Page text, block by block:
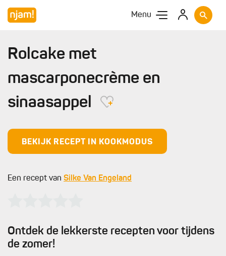
Menu
Rolcake met
mascarponecrème en
sinaasappel
BEKIJK RECEPT IN KOOKMODUS
Een recept van Silke Van Engeland
Ontdek de lekkerste recepten voor tijdens
de zomer!